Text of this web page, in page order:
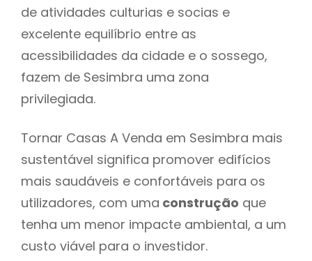
de atividades culturias e socias e
excelente equilíbrio entre as
acessibilidades da cidade e o sossego,
fazem de Sesimbra uma zona
privilegiada.
Tornar Casas A Venda em Sesimbra mais
sustentável significa promover edifícios
mais saudáveis e confortáveis para os
utilizadores, com uma construção que
tenha um menor impacte ambiental, a um
custo viável para o investidor.